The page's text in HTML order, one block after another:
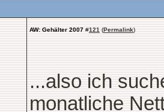
AW: Gehälter 2007 #121 (Permalink)
...also ich
monatliche